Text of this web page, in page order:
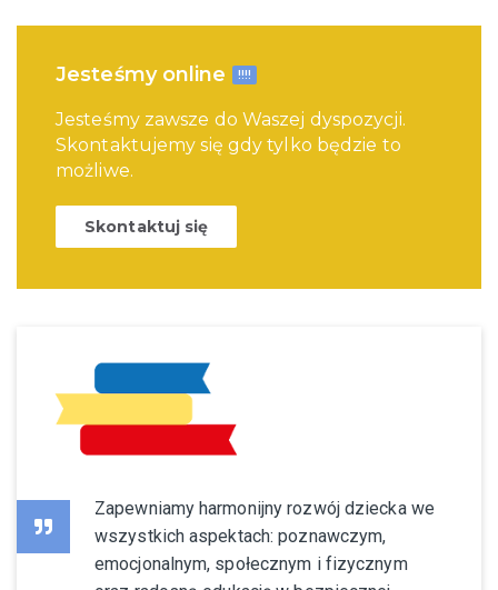
Jesteśmy online !!!!
Jesteśmy zawsze do Waszej dyspozycji.
Skontaktujemy się gdy tylko będzie to
możliwe.
Skontaktuj się
Zapewniamy harmonijny rozwój dziecka we
wszystkich aspektach: poznawczym,
emocjonalnym, społecznym i fizycznym